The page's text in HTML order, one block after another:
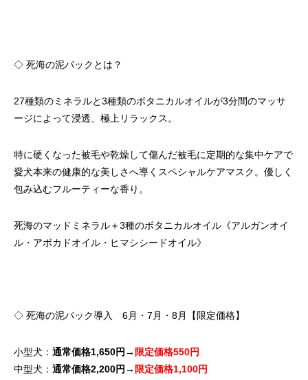
◇ 死海の泥パックとは？
27種類のミネラルと3種類のボタニカルオイルが3分間のマッサ
ージによって浸透、極上リラックス。
特に硬くなった被毛や乾燥して傷んだ被毛に定期的な集中ケアで
愛犬本来の健康的な美しさへ導くスペシャルケアマスク。優しく
包み込むフルーティーな香り。
死海のマッドミネラル＋3種のボタニカルオイル《アルガンオイ
ル・アボカドオイル・ヒマシシードオイル》
◇ 死海の泥パック導入 6月・7月・8月【限定価格】
小型犬： 通常価格1,650円 → 限定価格550円
中型犬： 通常価格2,200円 → 限定価格1,100円